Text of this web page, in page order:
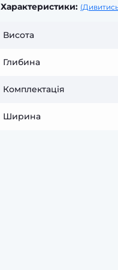
Характеристики:
Висота
Глибина
Комплектація
Ширина